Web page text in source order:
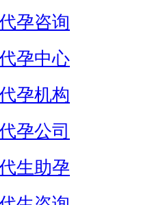
孕咨询
孕中心
孕机构
孕公司
生助孕